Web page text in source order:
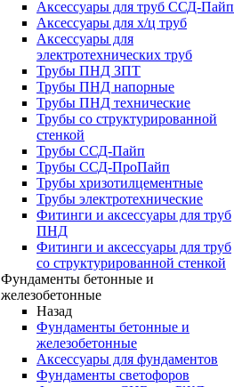
Аксессуары для труб ССД-Пайп
Аксессуары для х/ц труб
Аксессуары для
электротехнических труб
Трубы ПНД ЗПТ
Трубы ПНД напорные
Трубы ПНД технические
Трубы со структурированной
стенкой
Трубы ССД-Пайп
Трубы ССД-ПроПайп
Трубы хризотилцементные
Трубы электротехнические
Фитинги и аксессуары для труб
ПНД
Фитинги и аксессуары для труб
со структурированной стенкой
Фундаменты бетонные и
железобетонные
Назад
Фундаменты бетонные и
железобетонные
Аксессуары для фундаментов
Фундаменты светофоров